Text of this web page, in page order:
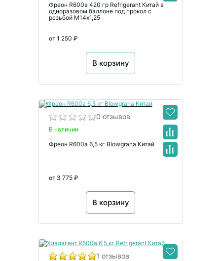
Фреон R600a 420 гр Refrigerant Китай в
одноразовом баллоне под прокол с
резьбой M14х1,25
от 1 250 ₽
В корзину
0 отзывов
В наличии
Фреон R600a 6,5 кг Blowgrana Китай
от 3 775 ₽
В корзину
1 отзывов